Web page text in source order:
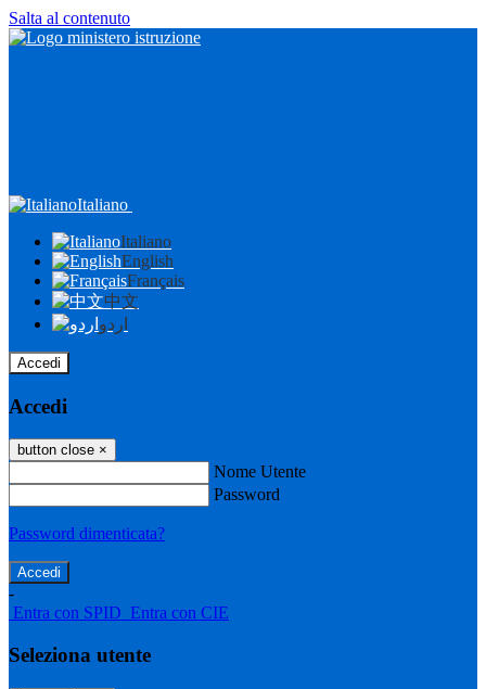
Salta al contenuto
Italiano
Italiano
English
Français
中文
اردو
Accedi
Accedi
button close ×
Nome Utente
Password
Password dimenticata?
-
Entra con SPID Entra con CIE
Seleziona utente